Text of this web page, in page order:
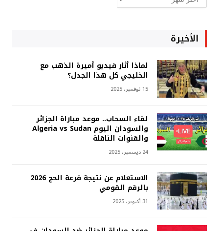
غربة
الأخيرة
لماذا أثار فيديو أميرة الذهب مع
الخليجي كل هذا الجدل؟
15 نوفمبر، 2025
لقاء السحاب.. موعد مباراة الجزائر
والسودان اليوم Algeria vs Sudan
والقنوات الناقلة
24 ديسمبر، 2025
الاستعلام عن نتيجة قرعة الحج 2026
بالرقم القومي
31 أكتوبر، 2025